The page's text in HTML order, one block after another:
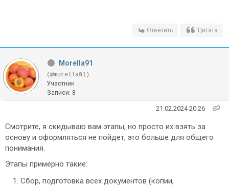
Ответить Цитата
Morella91
(@morella91)
Участник
Записи: 8
21.02.2024 20:26
Смотрите, я скидываю вам этапы, но просто их взять за
основу и оформляться не пойдет, это больше для общего
понимания.
Этапы примерно такие:
Сбор, подготовка всех документов (копии,